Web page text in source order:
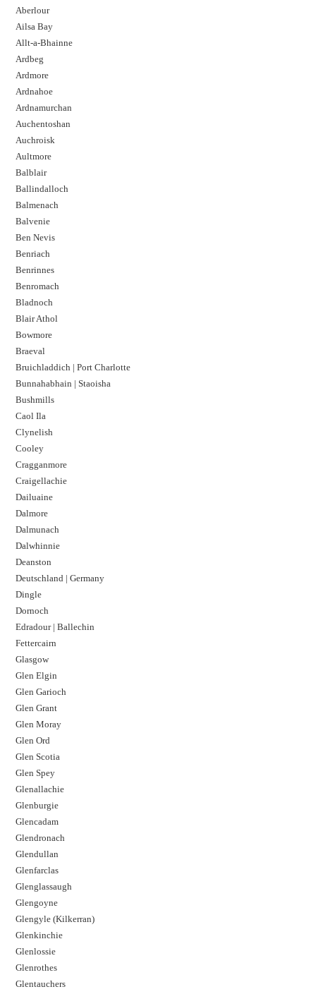
Aberlour
Ailsa Bay
Allt-a-Bhainne
Ardbeg
Ardmore
Ardnahoe
Ardnamurchan
Auchentoshan
Auchroisk
Aultmore
Balblair
Ballindalloch
Balmenach
Balvenie
Ben Nevis
Benriach
Benrinnes
Benromach
Bladnoch
Blair Athol
Bowmore
Braeval
Bruichladdich | Port Charlotte
Bunnahabhain | Staoisha
Bushmills
Caol Ila
Clynelish
Cooley
Cragganmore
Craigellachie
Dailuaine
Dalmore​
Dalmunach
Dalwhinnie
Deanston
Deutschland | Germany
Dingle
Dornoch
Edradour | Ballechin
Fettercairn
Glasgow
Glen Elgin
Glen Garioch
Glen Grant
Glen Moray
Glen Ord
Glen Scotia
Glen Spey
Glenallachie
Glenburgie
Glencadam
Glendronach
Glendullan
Glenfarclas
Glenglassaugh
Glengoyne
Glengyle (Kilkerran)
Glenkinchie
Glenlossie
Glenrothes
Glentauchers